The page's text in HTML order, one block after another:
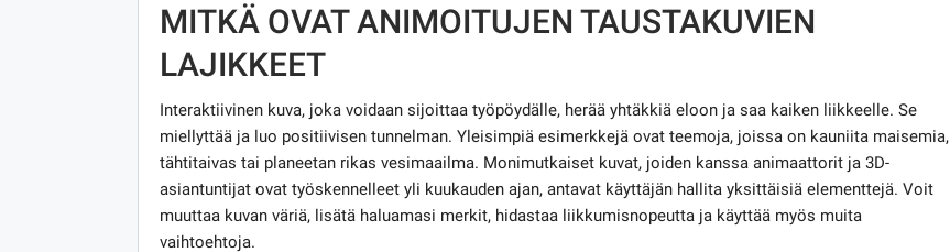
MITKÄ OVAT ANIMOITUJEN TAUSTAKUVIEN
LAJIKKEET
Interaktiivinen kuva, joka voidaan sijoittaa työpöydälle, herää yhtäkkiä eloon ja saa kaiken liikkeelle. Se
miellyttää ja luo positiivisen tunnelman. Yleisimpiä esimerkkejä ovat teemoja, joissa on kauniita maisemia,
tähtitaivas tai planeetan rikas vesimaailma. Monimutkaiset kuvat, joiden kanssa animaattorit ja 3D-
asiantuntijat ovat työskennelleet yli kuukauden ajan, antavat käyttäjän hallita yksittäisiä elementtejä. Voit
muuttaa kuvan väriä, lisätä haluamasi merkit, hidastaa liikkumisnopeutta ja käyttää myös muita
vaihtoehtoja.